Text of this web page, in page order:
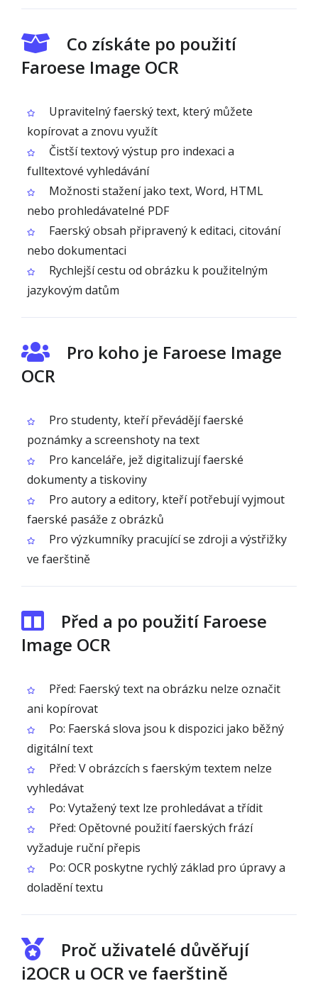
Co získáte po použití
Faroese Image OCR
Upravitelný faerský text, který můžete
kopírovat a znovu využít
Čistší textový výstup pro indexaci a
fulltextové vyhledávání
Možnosti stažení jako text, Word, HTML
nebo prohledávatelné PDF
Faerský obsah připravený k editaci, citování
nebo dokumentaci
Rychlejší cestu od obrázku k použitelným
jazykovým datům
Pro koho je Faroese Image
OCR
Pro studenty, kteří převádějí faerské
poznámky a screenshoty na text
Pro kanceláře, jež digitalizují faerské
dokumenty a tiskoviny
Pro autory a editory, kteří potřebují vyjmout
faerské pasáže z obrázků
Pro výzkumníky pracující se zdroji a výstřižky
ve faerštině
Před a po použití Faroese
Image OCR
Před: Faerský text na obrázku nelze označit
ani kopírovat
Po: Faerská slova jsou k dispozici jako běžný
digitální text
Před: V obrázcích s faerským textem nelze
vyhledávat
Po: Vytažený text lze prohledávat a třídit
Před: Opětovné použití faerských frází
vyžaduje ruční přepis
Po: OCR poskytne rychlý základ pro úpravy a
doladění textu
Proč uživatelé důvěřují
i2OCR u OCR ve faerštině